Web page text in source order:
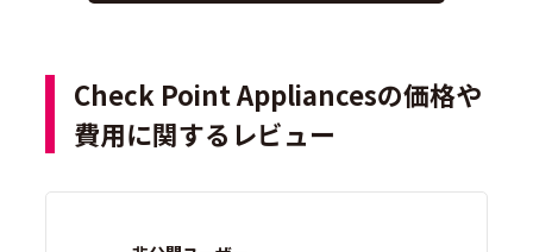
Check Point Appliancesの価格や
費用に関するレビュー